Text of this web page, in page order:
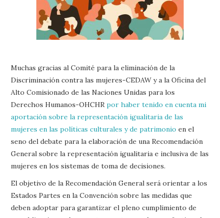
Muchas gracias al Comité para la eliminación de la
Discriminación contra las mujeres-CEDAW y a la Oficina del
Alto Comisionado de las Naciones Unidas para los
Derechos Humanos-OHCHRpor haber tenido en cuenta mi
aportación sobre la representación igualitaria de las
mujeres en las políticas culturales y de patrimonio en el
seno del debate para la elaboración de una Recomendación
General sobre la representación igualitaria e inclusiva de las
mujeres en los sistemas de toma de decisiones.
El objetivo de la Recomendación General será orientar a los
Estados Partes en la Convención sobre las medidas que
deben adoptar para garantizar el pleno cumplimiento de